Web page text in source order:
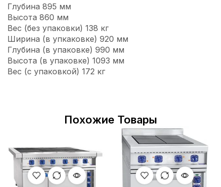
Глубина 895 мм
Высота 860 мм
Вес (без упаковки) 138 кг
Ширина (в упкаковке) 920 мм
Глубина (в упаковке) 990 мм
Высота (в упаковке) 1093 мм
Вес (с упаковкой) 172 кг
Похожие Товары